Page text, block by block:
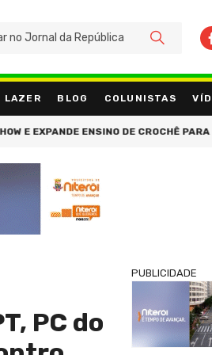
LAZER BLOG COLUNISTAS
ENSINO DE CROCHÊ PARA SEIS
PC do
PUBLICIDADE